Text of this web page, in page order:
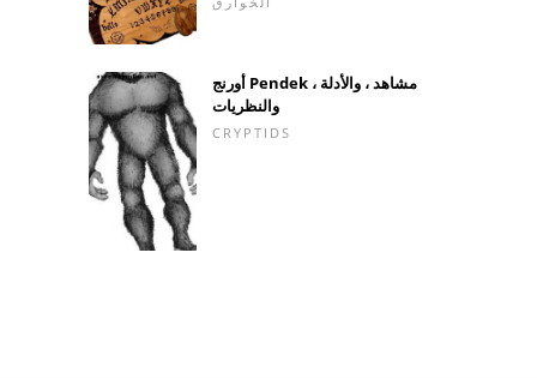
أورنج Pendek مشاهد ، والأدلة ،
والنظريات
CRYPTIDS